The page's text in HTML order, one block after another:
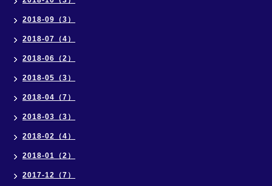
2018-09（3）
2018-07（4）
2018-06（2）
2018-05（3）
2018-04（7）
2018-03（3）
2018-02（4）
2018-01（2）
2017-12（7）